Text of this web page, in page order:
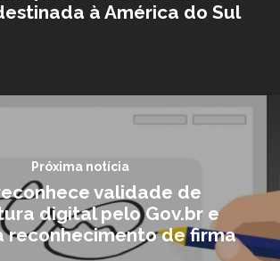
à América do Sul
Próxima notícia
validade de
digital pelo Gov.br e
reconhecimento de firma